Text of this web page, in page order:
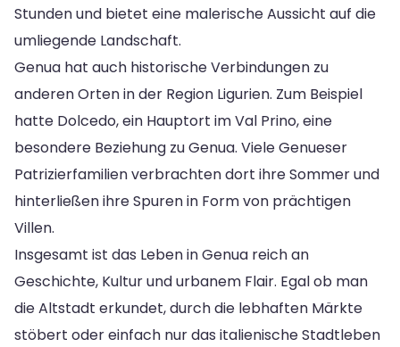
Stunden und bietet eine malerische Aussicht auf die
umliegende Landschaft.
Genua hat auch historische Verbindungen zu
anderen Orten in der Region Ligurien. Zum Beispiel
hatte Dolcedo, ein Hauptort im Val Prino, eine
besondere Beziehung zu Genua. Viele Genueser
Patrizierfamilien verbrachten dort ihre Sommer und
hinterließen ihre Spuren in Form von prächtigen
Villen.
Insgesamt ist das Leben in Genua reich an
Geschichte, Kultur und urbanem Flair. Egal ob man
die Altstadt erkundet, durch die lebhaften Märkte
stöbert oder einfach nur das italienische Stadtleben